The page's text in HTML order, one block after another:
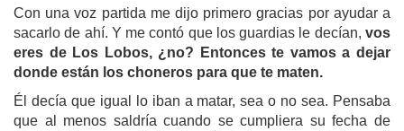
Con una voz partida me dijo primero gracias por ayudar a
sacarlo de ahí. Y me contó que los guardias le decían, vos
eres de Los Lobos, ¿no? Entonces te vamos a dejar
donde están los choneros para que te maten.
Él decía que igual lo iban a matar, sea o no sea. Pensaba
que al menos saldría cuando se cumpliera su fecha de